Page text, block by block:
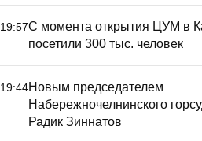
19:57С момента открытия ЦУМ в
посетили 300 тыс. человек
19:44Новым председателем
Набережночелнинского
Радик Зиннатов